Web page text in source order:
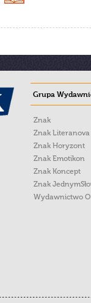
Grupa
Znak
Znak Literanova
Znak Horyzont
Znak Emotikon
Znak Koncept
Znak
Wydawnictwo